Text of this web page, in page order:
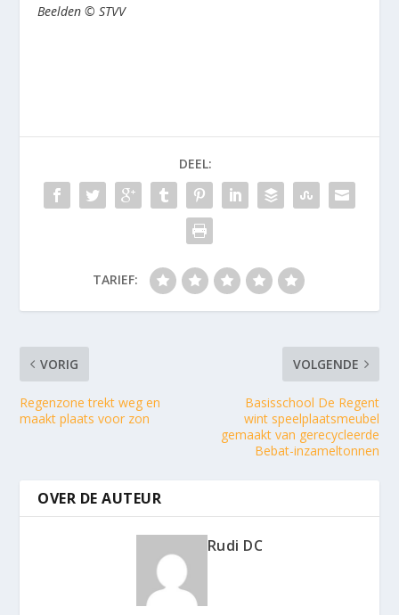
Beelden © STVV
DEEL:
TARIEF:
VORIG
Regenzone trekt weg en
maakt plaats voor zon
VOLGENDE
Basisschool De Regent
wint speelplaatsmeubel
gemaakt van gerecycleerde
Bebat-inzameltonnen
OVER DE AUTEUR
Rudi DC